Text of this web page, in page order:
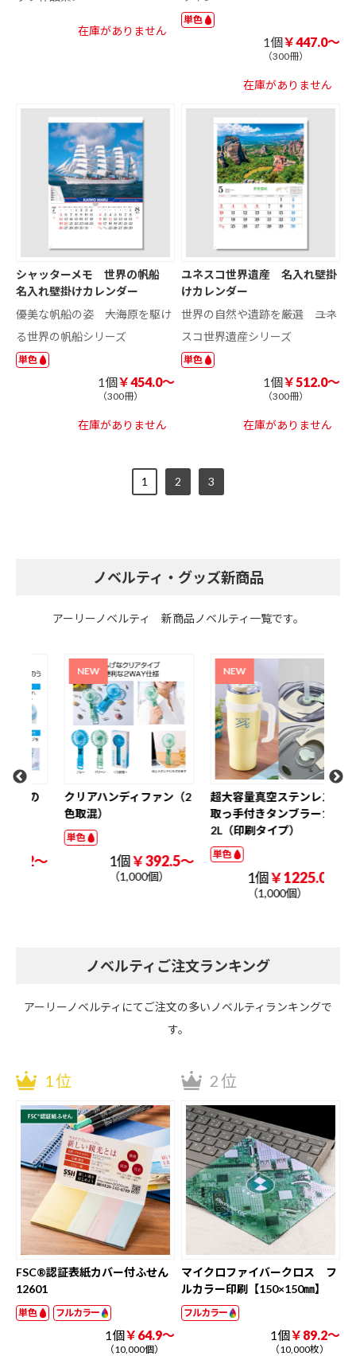
在庫がありません
単色
1個￥447.0～
（300冊）
在庫がありません
シャッターメモ 世界の帆船
名入れ壁掛けカレンダー
優美な帆船の姿 ――大海原を駆け
る世界の帆船シリーズ
単色
1個￥454.0～
（300冊）
在庫がありません
ユネスコ世界遺産 名入れ壁掛
けカレンダー
世界の自然や遺跡を厳選 ――ユネ
スコ世界遺産シリーズ
単色
1個￥512.0～
（300冊）
在庫がありません
1 2 3
ノベルティ・グッズ新商品
アーリーノベルティ 新商品ノベルティ一覧です。
クリアハンディファン（2
色取混）
￥392.5～
（1,000個）
超大容量真空ステンレス
取っ手付きタンブラー1．
2L（印刷タイプ）
￥1225.0～
（1,000個）
ノベルティご注文ランキング
アーリーノベルティにてご注文の多いノベルティランキングで
す。
1位
FSC®認証表紙カバー付ふせん
12601
単色 フルカラー
1個￥64.9～
（10,000個）
2位
マイクロファイバークロス フ
ルカラー印刷【150×150㎜】
フルカラー
1個￥89.2～
（10,000枚）